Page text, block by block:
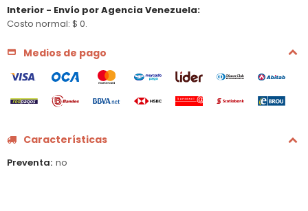
Interior - Envío por Agencia Venezuela:
Costo normal: $ 0.
Medios de pago
Características
Preventa no